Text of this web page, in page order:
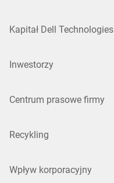
Kapitał Dell Technologies
Inwestorzy
Centrum prasowe firmy
Recykling
Wpływ korporacyjny